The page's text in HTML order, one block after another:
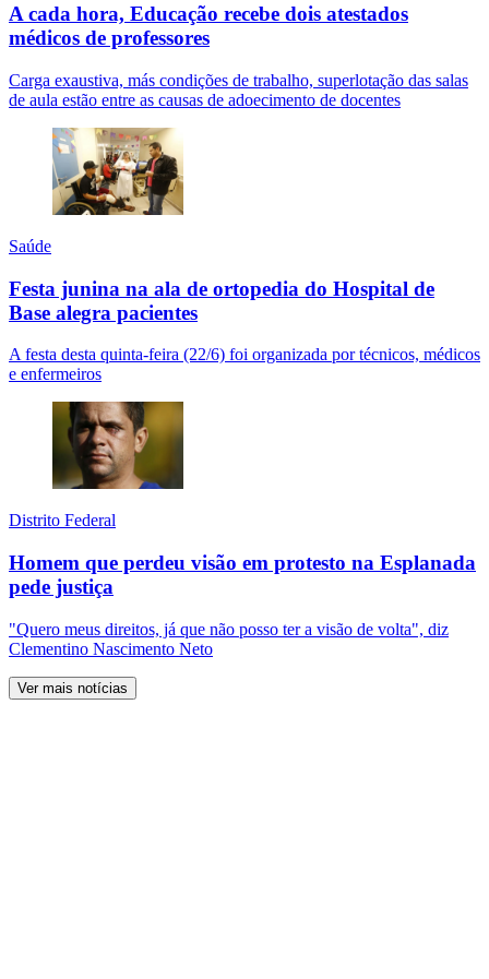
A cada hora, Educação recebe dois atestados
médicos de professores
Carga exaustiva, más condições de trabalho, superlotação das salas
de aula estão entre as causas de adoecimento de docentes
Saúde
Festa junina na ala de ortopedia do Hospital de
Base alegra pacientes
A festa desta quinta-feira (22/6) foi organizada por técnicos, médicos
e enfermeiros
Distrito Federal
Homem que perdeu visão em protesto na Esplanada
pede justiça
"Quero meus direitos, já que não posso ter a visão de volta", diz
Clementino Nascimento Neto
Ver mais notícias